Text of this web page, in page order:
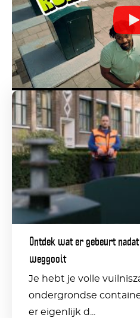
Ontdek
wat
er
gebeurt
nadat
je
je
vuilniszak
weggooit
Ontdek wat er gebeurt
weggooit
Je hebt je volle
ondergrondse
er eigenlijk d...